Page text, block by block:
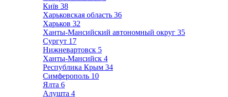
Київ 38
Харьковская область 36
Харьков 32
Ханты-Мансийский автономный округ 35
Сургут 17
Нижневартовск 5
Ханты-Мансийск 4
Республика Крым 34
Симферополь 10
Ялта 6
Алушта 4